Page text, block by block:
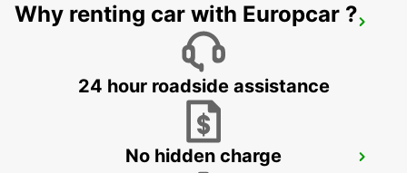
WAIBLINGEN
WAIBLINGEN - GERMANY
STUTTGART AIRPORT -IKC-
Why renting car with Europcar ?
24 hour roadside assistance
No hidden charge